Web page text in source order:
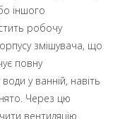
іншого
робочу
змішувача, що
повну
у ванній, навіть
Через цю
вентиляцію